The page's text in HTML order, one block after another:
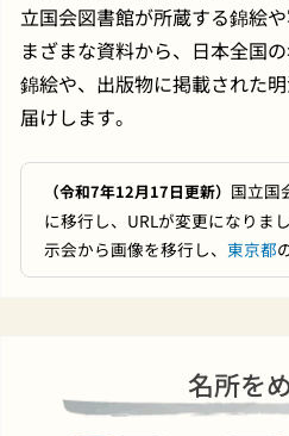
立国会図書館が所蔵する錦絵
まざまな資料から、日本全国
錦絵や、出版物に掲載された
届けします。
（令和7年12月17日更新） 国立国
に移行し、URLが変更になりま
示会から画像を移行し、 東京都
名所を